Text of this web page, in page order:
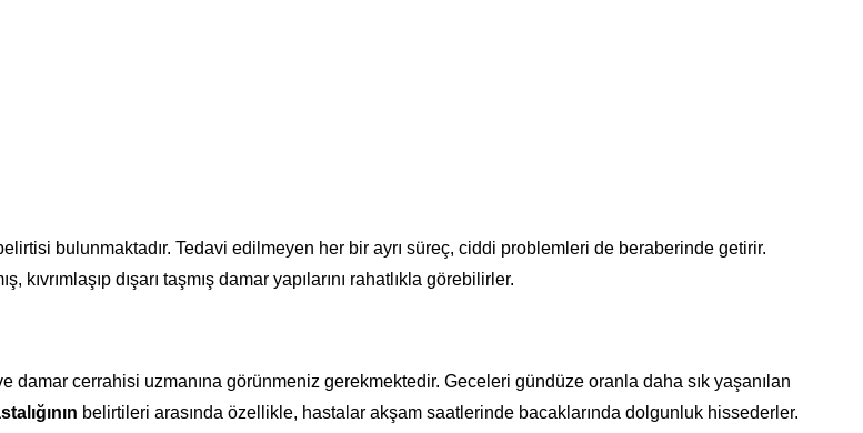
bulunmaktadır. Tedavi edilmeyen her bir ayrı süreç, ciddi problemleri de beraberinde getirir.
dışarı taşmış damar yapılarını rahatlıkla görebilirler.
damar cerrahisi uzmanına görünmeniz gerekmektedir. Geceleri gündüze oranla daha sık yaşanılan
belirtileri arasında özellikle, hastalar akşam saatlerinde bacaklarında dolgunluk hissederler.